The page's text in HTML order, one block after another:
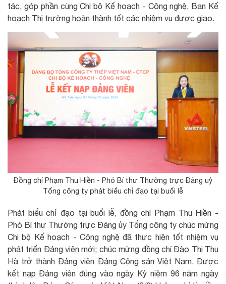
tác, góp phần cùng Chi bộ Kế hoạch - Công nghệ, Ban Kế
hoạch Thị trường hoàn thành tốt các nhiệm vụ được giao.
Đồng chí Phạm Thu Hiền - Phó Bí thư Thường trực Đảng uỷ
Tổng công ty phát biểu chỉ đạo tại buổi lễ
Phát biểu chỉ đạo tại buổi lễ, đồng chí Phạm Thu Hiền -
Phó Bí thư Thường trực Đảng ủy Tổng công ty chúc mừng
Chi bộ Kế hoạch - Công nghệ đã thực hiện tốt nhiệm vụ
phát triển Đảng viên mới; chúc mừng đồng chí Đào Thị Thu
Hà trở thành Đảng viên Đảng Cộng sản Việt Nam. Được
kết nạp Đảng viên đúng vào ngày Kỷ niệm 96 năm ngày